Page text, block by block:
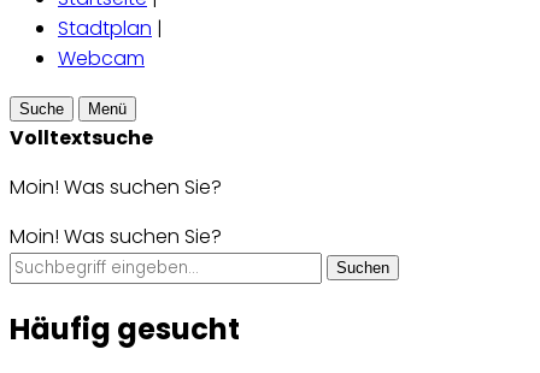
Stadtplan |
Webcam
Suche Menü
Volltextsuche
Moin! Was suchen Sie?
Moin! Was suchen Sie?
Suchen
Häufig gesucht